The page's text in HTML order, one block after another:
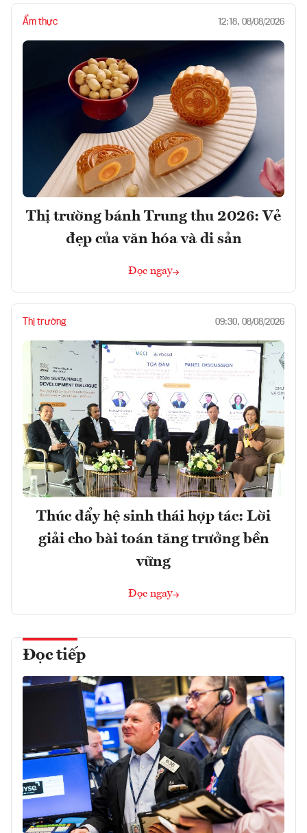
Ẩm thực 12:18, 08/08/2026
Thị trường bánh Trung thu 2026: Vẻ
đẹp của văn hóa và di sản
Đọc ngay
Thị trường 09:30, 08/08/2026
Thúc đẩy hệ sinh thái hợp tác: Lời
giải cho bài toán tăng trưởng bền
vững
Đọc ngay
Đọc tiếp